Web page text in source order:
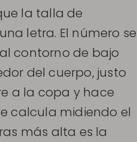
la talla de
letra. El número se
contorno de bajo
del cuerpo, justo
a la copa y hace
calcula midiendo el
más alta es la